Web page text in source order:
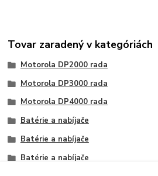
Tovar zaradený v kategóriách
Motorola DP2000 rada
Motorola DP3000 rada
Motorola DP4000 rada
Batérie a nabíjače
Batérie a nabíjače
Batérie a nabíjače